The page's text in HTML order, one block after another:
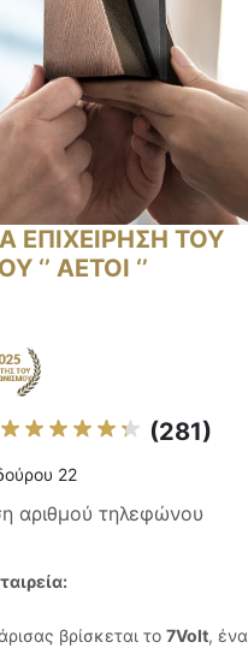
ΕΠΙΧΕΙΡΗΣΗ ΤΟΥ
‘’ ΑΕΤΟΙ ‘’
(281)
22
αριθμού τηλεφώνου
βρίσκεται το 7Volt, ένα